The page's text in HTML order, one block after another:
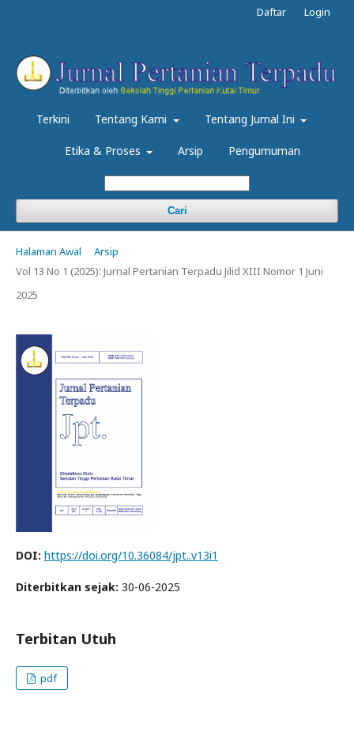
Terkini Tentang Kami Tentang Jurnal Ini
Etika & Proses Arsip Pengumuman
Cari
Daftar Login
Halaman Awal
Arsip
Vol 13 No 1 (2025): Jurnal Pertanian Terpadu Jilid XIII Nomor 1 Juni
2025
DOI: https://doi.org/10.36084/jpt..v13i1
Diterbitkan sejak: 30-06-2025
Terbitan Utuh
pdf